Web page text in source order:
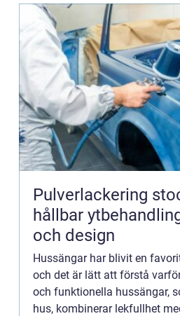
Pulverlackering
hållbar
och design
Hussängar har blivit en
och det är lätt att förstå
och funktionella hussängar,
hus, kombinerar lekfullhet